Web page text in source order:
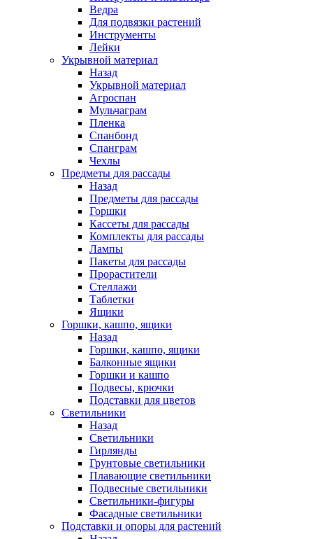
Ведра
Для подвязки растений
Инструменты
Лейки
Укрывной материал
Назад
Укрывной материал
Агроспан
Мульчаграм
Пленка
Спанбонд
Спанграм
Чехлы
Предметы для рассады
Назад
Предметы для рассады
Горшки
Кассеты для рассады
Комплекты для рассады
Лампы
Пакеты для рассады
Прорастители
Стеллажи
Таблетки
Ящики
Горшки, кашпо, ящики
Назад
Горшки, кашпо, ящики
Балконные ящики
Горшки и кашпо
Подвесы, крючки
Подставки для цветов
Светильники
Назад
Светильники
Гирлянды
Грунтовые светильники
Плавающие светильники
Подвесные светильники
Светильники-фигуры
Фасадные светильники
Подставки и опоры для растений